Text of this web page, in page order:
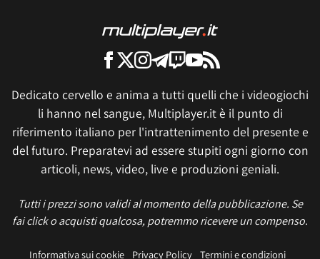
Dedicato cervello e anima a tutti quelli che i videogiochi
li hanno nel sangue, Multiplayer.it è il punto di
riferimento italiano per l'intrattenimento del presente e
del futuro. Preparatevi ad essere stupiti ogni giorno con
articoli, news, video, live e produzioni geniali.
Tutti i prezzi sono validi al momento della pubblicazione. Se
fai click o acquisti qualcosa, potremmo ricevere un compenso.
Informativa sui cookie Privacy Policy Termini e condizioni